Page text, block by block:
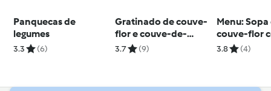
Panquecas de
legumes
3.3 (6)
Gratinado de couve-
flor e couve-de-
bruxelas
3.7 (9)
Menu: Sopa
couve-flor
espinafres
3.8 (4)